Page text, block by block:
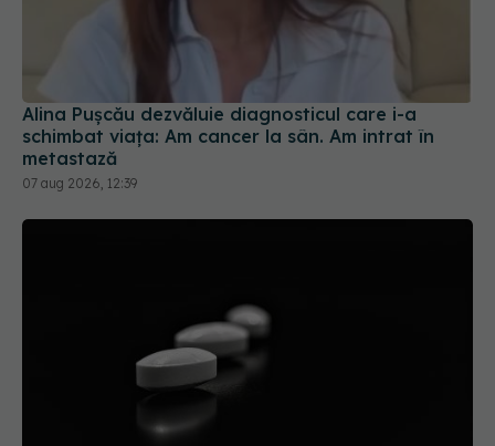
Alina Pușcău dezvăluie diagnosticul care i-a
schimbat viața: Am cancer la sân. Am intrat în
Colebil și Panzcebil, blocate la vânzare în